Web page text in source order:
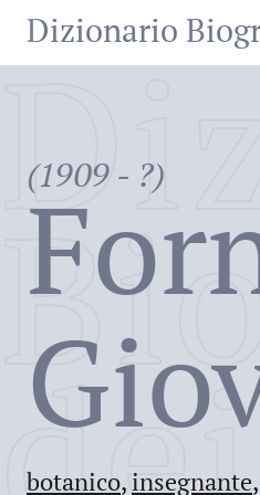
Dizionario
(1909 - ?)
botanico, insegnante,